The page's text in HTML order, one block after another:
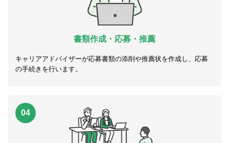
書類作成・応募・推薦
キャリアアドバイザーが応募書類の添削や推薦状を作成し、応募
の手続きを行います。
04